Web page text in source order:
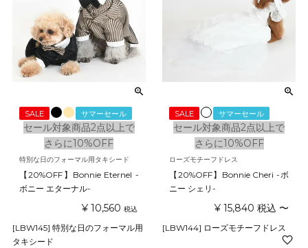
SALE サマーセール
セール対象商品2点以上で
さらに10%OFF
特別な日のフォーマル用タキシード
【20%OFF】Bonnie Eternel -
ボニー エターナル-
¥ 10,560 税込
[LBW145] 特別な日のフォーマル用
タキシード
SALE サマーセール
セール対象商品2点以上で
さらに10%OFF
ローズモチーフドレス
【20%OFF】Bonnie Cheri -ボ
ニー シェリ-
¥ 15,840 税込 〜
[LBW144] ローズモチーフドレス